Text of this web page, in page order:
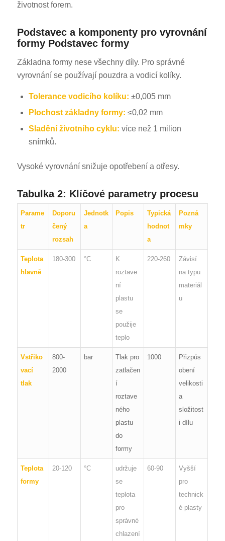
životnost forem.
Podstavec a komponenty pro vyrovnání
formy Podstavec formy
Základna formy nese všechny díly. Pro správné
vyrovnání se používají pouzdra a vodicí kolíky.
Tolerance vodicího kolíku: ±0,005 mm
Plochost základny formy: ≤0,02 mm
Sladění životního cyklu: více než 1 milion
snímků.
Vysoké vyrovnání snižuje opotřebení a otřesy.
Tabulka 2: Klíčové parametry procesu
Parame
tr
Doporu
čený
rozsah
Jednotk
a
Popis
Typická
hodnot
a
Pozná
mky
Teplota
hlavně
180-300 °C
K
roztave
ní
plastu
se
použije
teplo
220-260
Závisí
na typu
materiál
u
Vstřiko
vací
tlak
800-
2000
bar
Tlak pro
zatlačen
í
roztave
ného
plastu
do
formy
1000
Přizpůs
obení
velikosti
a
složitost
i dílu
Teplota
formy
20-120 °C
udržuje
se
teplota
pro
správné
chlazení
60-90
Vyšší
pro
technick
é plasty